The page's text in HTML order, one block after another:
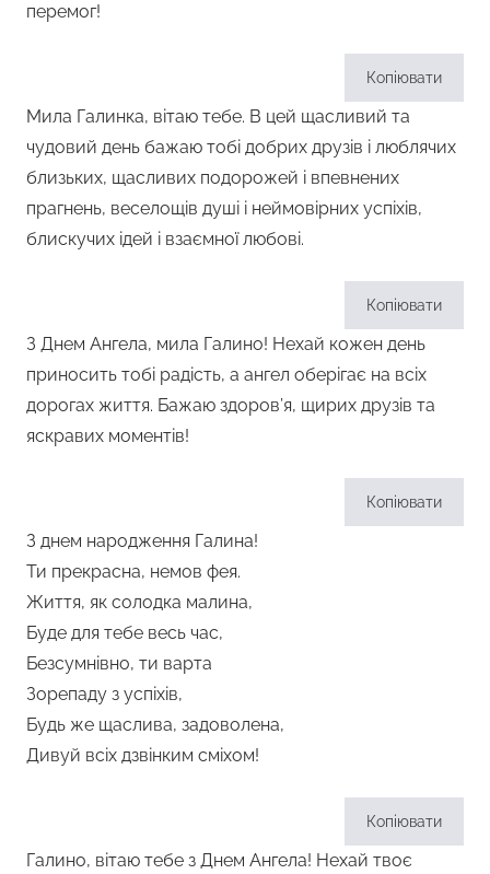
перемог!
Копіювати
Мила Галинка, вітаю тебе. В цей щасливий та
чудовий день бажаю тобі добрих друзів і люблячих
близьких, щасливих подорожей і впевнених
прагнень, веселощів душі і неймовірних успіхів,
блискучих ідей і взаємної любові.
Копіювати
З Днем Ангела, мила Галино! Нехай кожен день
приносить тобі радість, а ангел оберігає на всіх
дорогах життя. Бажаю здоров’я, щирих друзів та
яскравих моментів!
Копіювати
З днем народження Галина!
Ти прекрасна, немов фея.
Життя, як солодка малина,
Буде для тебе весь час,
Безсумнівно, ти варта
Зорепаду з успіхів,
Будь же щаслива, задоволена,
Дивуй всіх дзвінким сміхом!
Копіювати
Галино, вітаю тебе з Днем Ангела! Нехай твоє